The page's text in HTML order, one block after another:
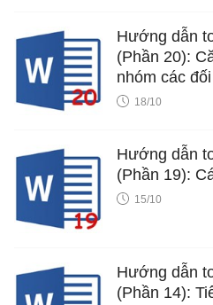
Hướng dẫn
(Phần 20):
nhóm các
18/10
Hướng dẫn
(Phần 19):
15/10
Hướng dẫn
(Phần 14):